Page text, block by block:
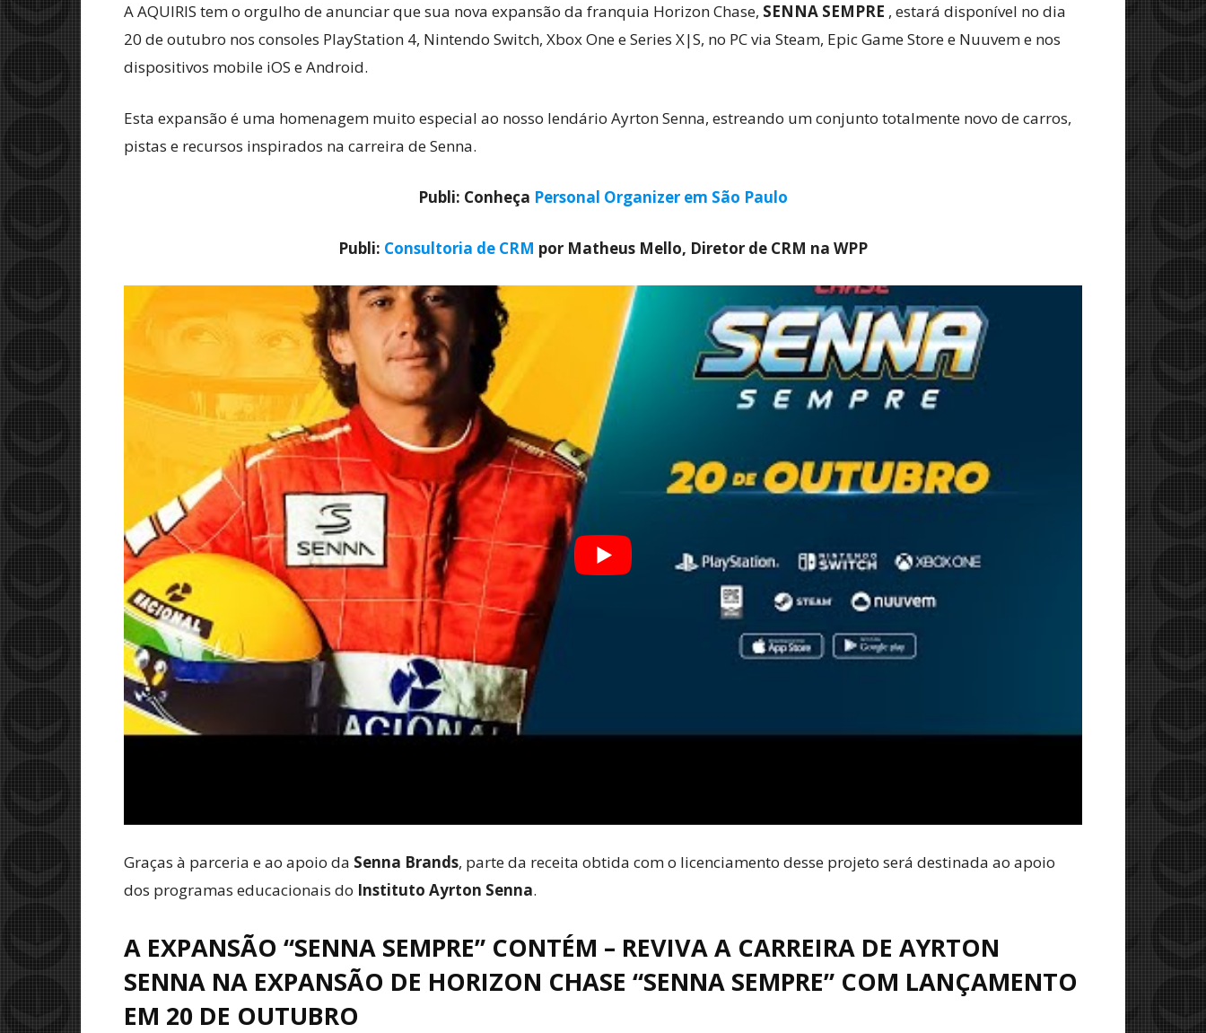
A AQUIRIS tem o orgulho de anunciar que sua nova expansão da franquia Horizon Chase, SENNA SEMPRE , estará disponível no dia
20 de outubro nos consoles PlayStation 4, Nintendo Switch, Xbox One e Series X|S, no PC via Steam, Epic Game Store e Nuuvem e nos
dispositivos mobile iOS e Android.
Esta expansão é uma homenagem muito especial ao nosso lendário Ayrton Senna, estreando um conjunto totalmente novo de carros,
pistas e recursos inspirados na carreira de Senna.
Publi: Conheça Personal Organizer em São Paulo
Publi: Consultoria de CRM por Matheus Mello, Diretor de CRM na WPP
Graças à parceria e ao apoio da Senna Brands, parte da receita obtida com o licenciamento desse projeto será destinada ao apoio
dos programas educacionais do Instituto Ayrton Senna.
A EXPANSÃO “SENNA SEMPRE” CONTÉM – REVIVA A CARREIRA DE AYRTON
SENNA NA EXPANSÃO DE HORIZON CHASE “SENNA SEMPRE” COM LANÇAMENTO
EM 20 DE OUTUBRO